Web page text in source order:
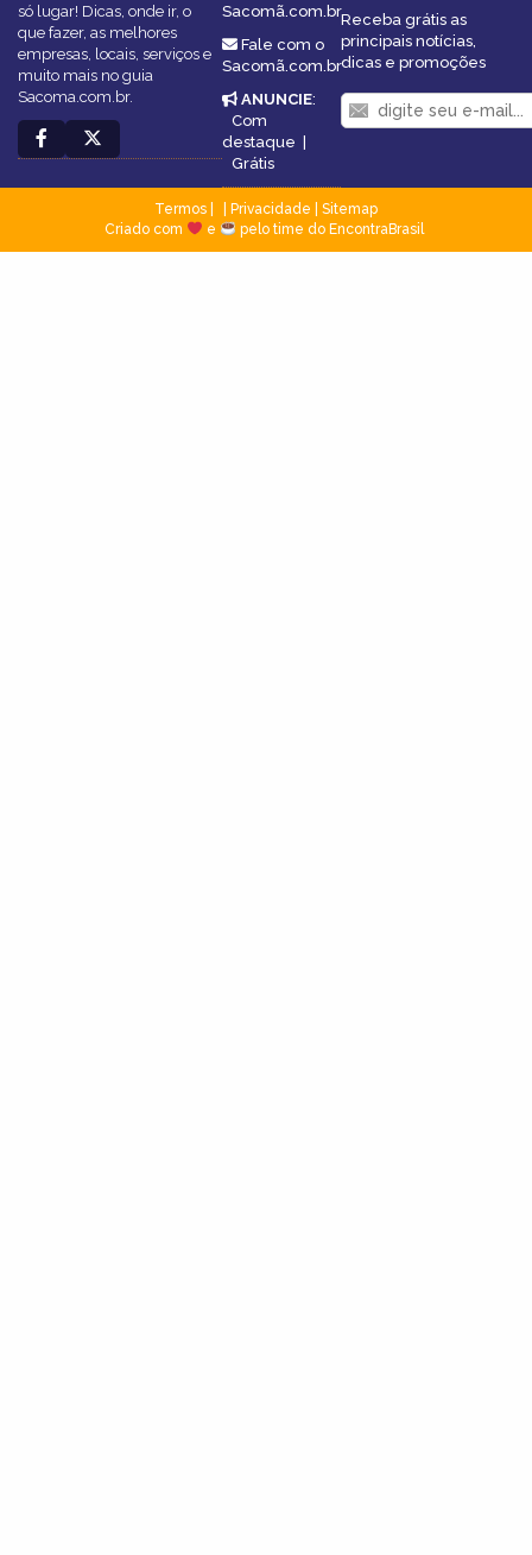
só lugar! Dicas, onde ir, o
que fazer, as melhores
empresas, locais, serviços e
muito mais no guia
Sacoma.com.br.
Sacomã.com.br
Fale com o
Sacomã.com.br
ANUNCIE:
Com
destaque |
Grátis
Receba grátis as
principais notícias,
dicas e promoções
Termos Privacidade
Sitemap
Criado com
e pelo time do EncontraBrasil